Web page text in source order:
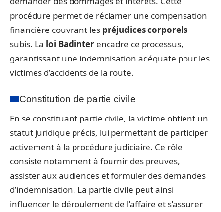
procédure permet de réclamer une compensation
financière couvrant les préjudices corporels
subis. La loi Badinter encadre ce processus,
garantissant une indemnisation adéquate pour les
victimes d’accidents de la route.
Constitution de partie civile
En se constituant partie civile, la victime obtient un
statut juridique précis, lui permettant de participer
activement à la procédure judiciaire. Ce rôle
consiste notamment à fournir des preuves,
assister aux audiences et formuler des demandes
d’indemnisation. La partie civile peut ainsi
influencer le déroulement de l’affaire et s’assurer